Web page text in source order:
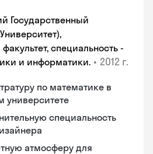
Государственный
специальность -
и информатики. • 2012 г.
по математике в
университете
специальность
атмосферу для